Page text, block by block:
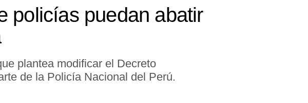
policías puedan abatir
plantea modificar el Decreto
de la Policía Nacional del Perú.